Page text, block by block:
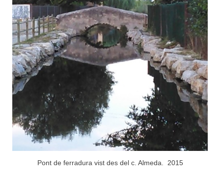
Pont de ferradura vist des del c. Almeda. 2015